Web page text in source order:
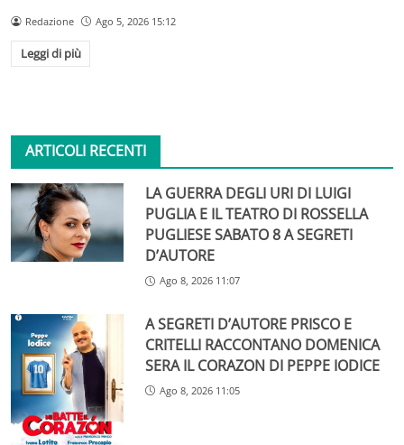
Redazione Ago 5, 2026 15:12
Leggi di più
ARTICOLI RECENTI
LA GUERRA DEGLI URI DI LUIGI
PUGLIA E IL TEATRO DI ROSSELLA
PUGLIESE SABATO 8 A SEGRETI
D’AUTORE
Ago 8, 2026 11:07
A SEGRETI D’AUTORE PRISCO E
CRITELLI RACCONTANO DOMENICA
SERA IL CORAZON DI PEPPE IODICE
Ago 8, 2026 11:05